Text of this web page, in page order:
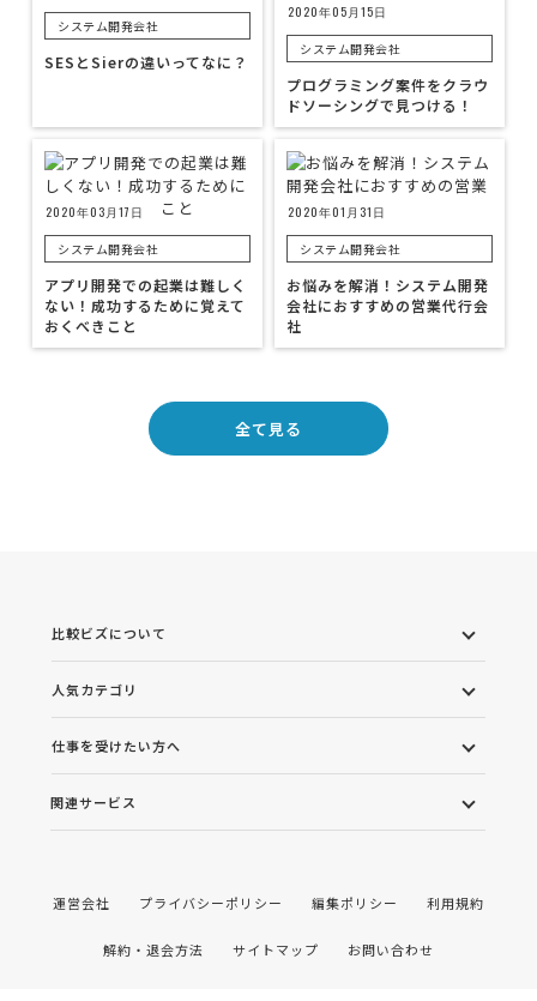
システム開発会社
SESとSierの違いってなに？
2020年05月15日
システム開発会社
プログラミング案件をクラウ
ドソーシングで見つける！
2020年03月17日
システム開発会社
アプリ開発での起業は難しく
ない！成功するために覚えて
おくべきこと
2020年01月31日
システム開発会社
お悩みを解消！システム開発
会社におすすめの営業代行会
社
全て見る
比較ビズについて
人気カテゴリ
仕事を受けたい方へ
関連サービス
運営会社 プライバシーポリシー 編集ポリシー 利用規約
解約・退会方法 サイトマップ お問い合わせ